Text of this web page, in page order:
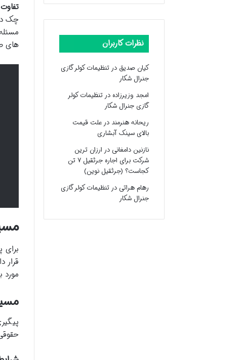
چک
های
قرار
مورد
نظرات کاربران
کیان صدیق درتنظیمات کولر گازی
جنرال شکار
امجد وزیرزاده درتنظیمات کولر
گازی جنرال شکار
ریحانه هنرمند درعلت قیمت
بالای سینک آبشاری
نازنین دامغانیدر ارزان ترین
شرکت برای اجاره جرثقیل ۷ تن
کجاست؟ (جرثقیل نوین)
رهام هراتیدرتنظیمات کولر گازی
جنرال شکار